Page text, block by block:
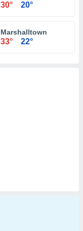
30° 20°
Marshalltown
33° 22°